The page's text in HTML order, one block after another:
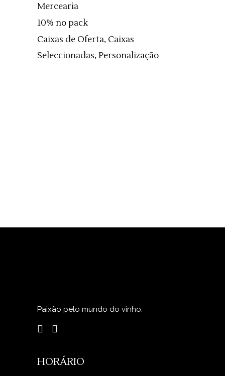
Mercearia
10% no pack
Caixas de Oferta, Caixas
Seleccionadas, Personalização
Paixão pelo mundo do vinho.
HORÁRIO